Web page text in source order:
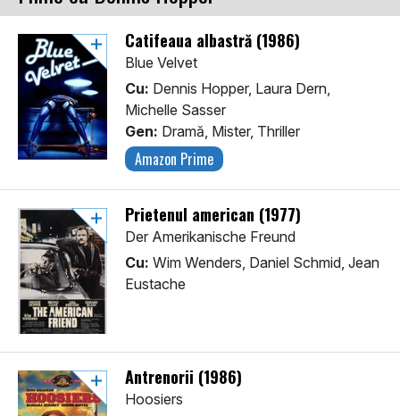
Catifeaua albastră (1986)
Blue Velvet
Cu: Dennis Hopper, Laura Dern,
Michelle Sasser
Gen: Dramă, Mister, Thriller
Amazon Prime
Prietenul american (1977)
Der Amerikanische Freund
Cu: Wim Wenders, Daniel Schmid, Jean
Eustache
Antrenorii (1986)
Hoosiers